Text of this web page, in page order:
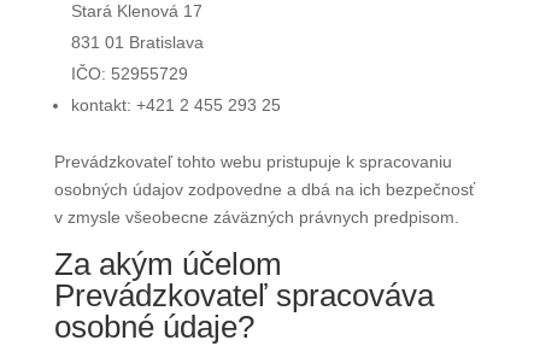
Stará Klenová 17
831 01 Bratislava
IČO: 52955729
kontakt: +421 2 455 293 25
Prevádzkovateľ tohto webu pristupuje k spracovaniu
osobných údajov zodpovedne a dbá na ich bezpečnosť
v zmysle všeobecne záväzných právnych predpisom.
Za akým účelom
Prevádzkovateľ spracováva
osobné údaje?